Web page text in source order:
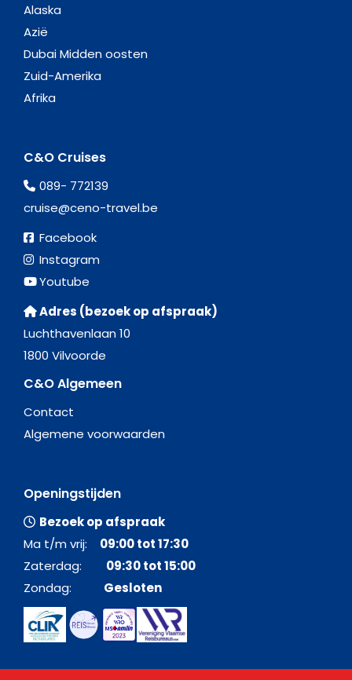
Alaska
Azië
Dubai Midden oosten
Zuid-Amerika
Afrika
C&O Cruises
089- 772139
cruise@ceno-travel.be
Facebook
Instagram
Youtube
Adres (bezoek op afspraak)
Luchthavenlaan 10
1800 Vilvoorde
C&O Algemeen
Contact
Algemene voorwaarden
Openingstijden
Bezoek op afspraak
Ma t/m vrij: 09:00 tot 17:30
Zaterdag: 09:30 tot 15:00
Zondag: Gesloten